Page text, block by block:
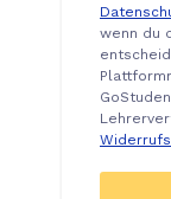
wenn du